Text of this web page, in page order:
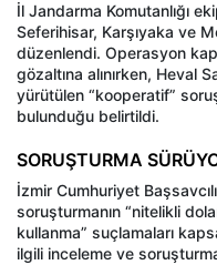
İl Jandarma Komutanlığı
Seferihisar, Karşıyaka ve
düzenlendi. Operasyon
gözaltına alınırken, Heval
yürütülen “kooperatif”
bulunduğu belirtildi.
SORUŞTURMA
İzmir Cumhuriyet
soruşturmanın “nitelikli
kullanma” suçlamaları
ilgili inceleme ve